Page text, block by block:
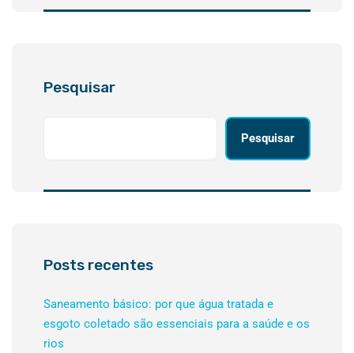
Pesquisar
Pesquisar
Posts recentes
Saneamento básico: por que água tratada e
esgoto coletado são essenciais para a saúde e os
rios